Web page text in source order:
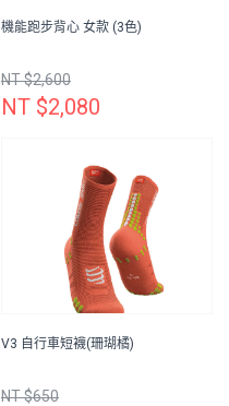
機能跑步背心 女款 (3色)
NT $2,600
NT $2,080
V3 自行車短襪(珊瑚橘)
NT $650